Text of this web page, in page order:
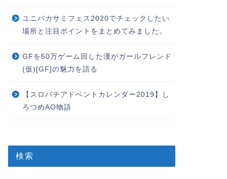
ユニバカサミフェス2020でチェックしたい
場所と注目ポイントをまとめてみました。
GFを50万ゲーム回した漢がガールフレンド
(仮)[GF]の魅力を語る
【スロパチアドベントカレンダー2019】し
ろつめAO物語
検索